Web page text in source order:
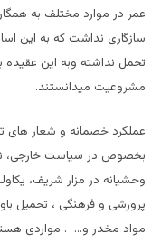
عمر در موارد مختلف به
سازگاری نداشت که به این
تحمل نداشته وبه این
مشروعیت میدانستند.
عملکرد خصمانه و شعار های
بخصوص در سیاست خارجی،
وحشیانه در مزار شریف،
پرورشی و فرهنگی ، تحمیل
مواد مخدر و… . مواردی